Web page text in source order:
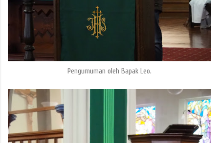
Pengumuman oleh Bapak Leo.